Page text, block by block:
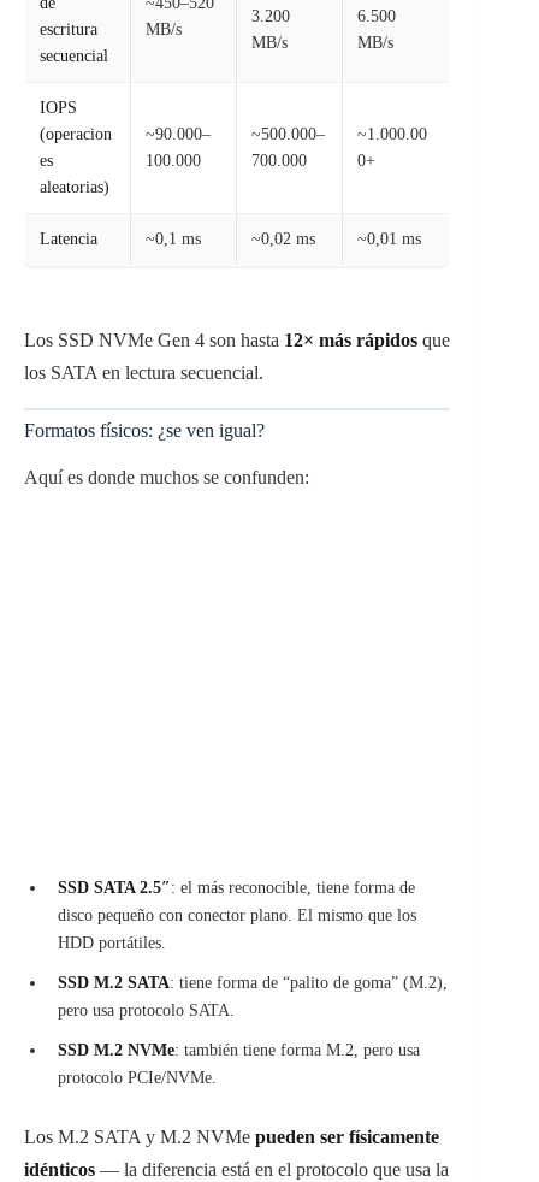
escritura
secuencial
MB/s
3.200
MB/s
6.500
MB/s
IOPS
(operacion
es
aleatorias)
~90.000–
100.000
~500.000–
700.000
~1.000.00
0+
Latencia ~0,1 ms ~0,02 ms ~0,01 ms
Los SSD NVMe Gen 4 son hasta 12× más rápidos que
los SATA en lectura secuencial.
Formatos físicos: ¿se ven igual?
Aquí es donde muchos se confunden:
SSD SATA 2.5″: el más reconocible, tiene forma de
disco pequeño con conector plano. El mismo que los
HDD portátiles.
SSD M.2 SATA: tiene forma de “palito de goma” (M.2),
pero usa protocolo SATA.
SSD M.2 NVMe: también tiene forma M.2, pero usa
protocolo PCIe/NVMe.
Los M.2 SATA y M.2 NVMe pueden ser físicamente
idénticos — la diferencia está en el protocolo que usa la